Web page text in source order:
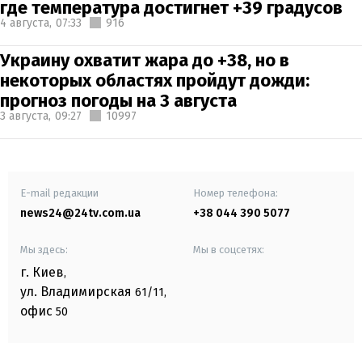
где температура достигнет +39 градусов
4 августа, 07:33 916
Украину охватит жара до +38, но в
некоторых областях пройдут дожди:
прогноз погоды на 3 августа
3 августа, 09:27 10997
E-mail редакции
news24@24tv.com.ua
Номер телефона:
+38 044 390 5077
Мы здесь:
г. Киев,
ул. Владимирская 61/11,
офис 50
Мы в соцсетях: